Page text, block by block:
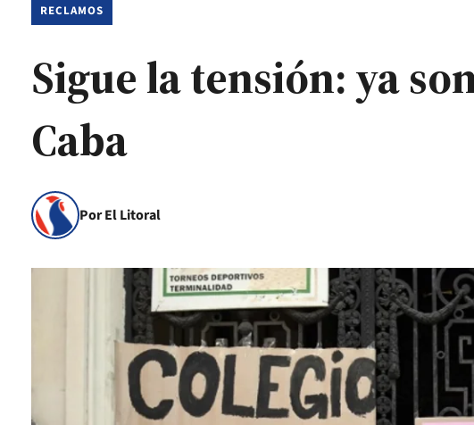
RECLAMOS
Sigue la tensión: ya
Caba
Por El Litoral